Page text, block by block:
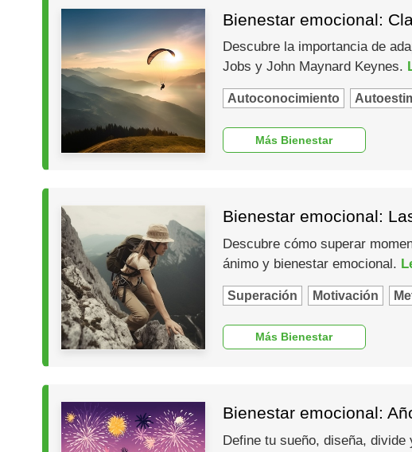
Bienestar emocional:
Descubre la importancia de
Jobs y John Maynard Keynes.
Autoconocimiento
Más Bienestar
Bienestar emocional:
Descubre cómo superar
ánimo y bienestar emocional.
Superación Motivación
Más Bienestar
Bienestar emocional:
Define tu sueño, diseña,